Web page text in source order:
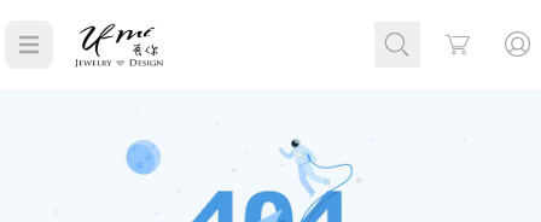
Cart